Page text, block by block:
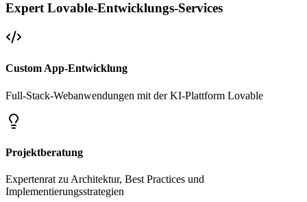
Expert Lovable-Entwicklungs-Services
Custom App-Entwicklung
Full-Stack-Webanwendungen mit der KI-Plattform Lovable
Projektberatung
Expertenrat zu Architektur, Best Practices und
Implementierungsstrategien